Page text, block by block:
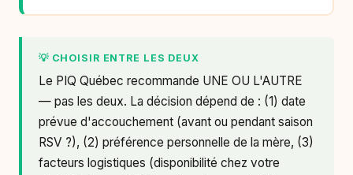
💡 CHOISIR ENTRE LES DEUX
Le PIQ Québec recommande UNE OU L'AUTRE
— pas les deux. La décision dépend de : (1) date
prévue d'accouchement (avant ou pendant saison
RSV ?), (2) préférence personnelle de la mère, (3)
facteurs logistiques (disponibilité chez votre